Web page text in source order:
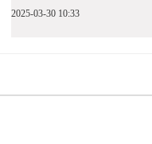
2025-03-30 10:33